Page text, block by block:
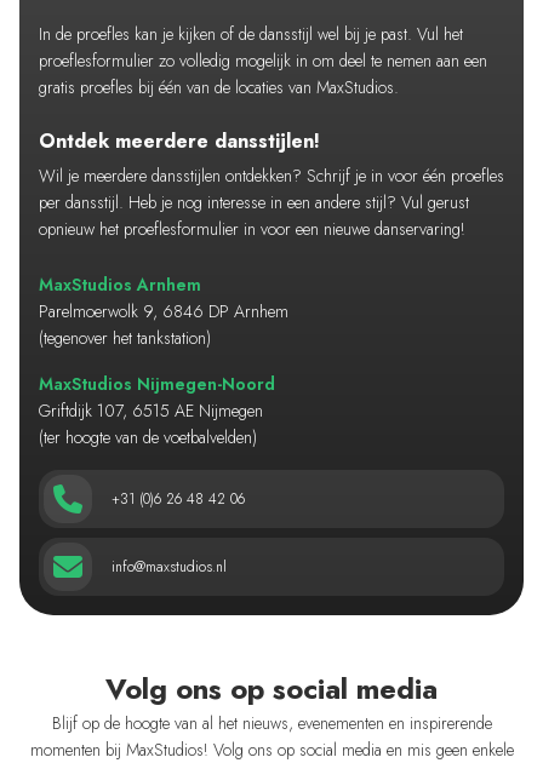
In de proefles kan je kijken of de dansstijl wel bij je past. Vul het
proeflesformulier zo volledig mogelijk in om deel te nemen aan een
gratis proefles bij één van de locaties van MaxStudios.
Ontdek meerdere dansstijlen!
Wil je meerdere dansstijlen ontdekken? Schrijf je in voor één proefles
per dansstijl. Heb je nog interesse in een andere stijl? Vul gerust
opnieuw het proeflesformulier in voor een nieuwe danservaring!
MaxStudios Arnhem
Parelmoerwolk 9, 6846 DP Arnhem
(tegenover het tankstation)
MaxStudios Nijmegen-Noord
Griftdijk 107, 6515 AE Nijmegen
(ter hoogte van de voetbalvelden)
+31 (0)6 26 48 42 06
info@maxstudios.nl
Volg ons op social media
Blijf op de hoogte van al het nieuws, evenementen en inspirerende
momenten bij MaxStudios! Volg ons op social media en mis geen enkele